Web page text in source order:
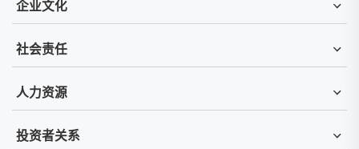
企业文化
社会责任
人力资源
投资者关系